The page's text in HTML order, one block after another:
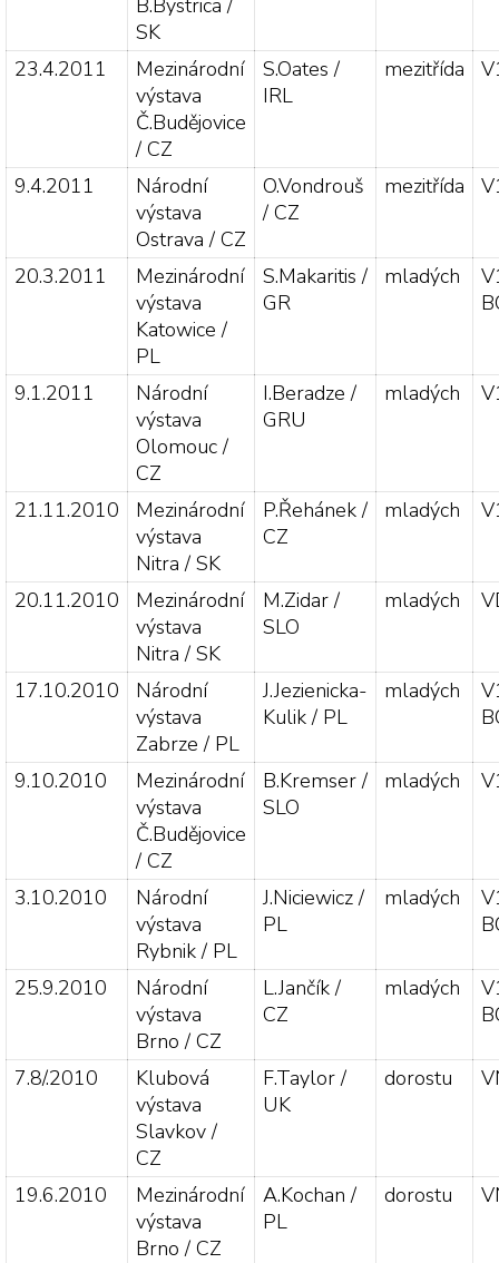
B.Bystrica /
SK
23.4.2011
Mezinárodní
výstava
Č.Budějovice
/ CZ
S.Oates /
IRL
mezitřída
9.4.2011
Národní
výstava
Ostrava / CZ
O.Vondrouš
/ CZ
mezitřída
20.3.2011
Mezinárodní
výstava
Katowice /
PL
S.Makaritis /
GR
mladých
9.1.2011
Národní
výstava
Olomouc /
CZ
I.Beradze /
GRU
mladých
21.11.2010
Mezinárodní
výstava
Nitra / SK
P.Řehánek /
CZ
mladých
20.11.2010
Mezinárodní
výstava
Nitra / SK
M.Zidar /
SLO
mladých
17.10.2010
Národní
výstava
Zabrze / PL
J.Jezienicka-
Kulik / PL
mladých
9.10.2010
Mezinárodní
výstava
Č.Budějovice
/ CZ
B.Kremser /
SLO
mladých
3.10.2010
Národní
výstava
Rybnik / PL
J.Niciewicz /
PL
mladých
25.9.2010
Národní
výstava
Brno / CZ
L.Jančík /
CZ
mladých
7.8/.2010
Klubová
výstava
Slavkov /
CZ
F.Taylor /
UK
dorostu
19.6.2010
Mezinárodní
výstava
Brno / CZ
A.Kochan /
PL
dorostu